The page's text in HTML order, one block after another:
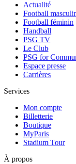
Actualité
Football
Football féminin
Handball
PSG TV
Le Club
PSG for
Espace presse
Carrières
Services
Mon compte
Billetterie
Boutique
MyParis
Stadium Tour
À propos